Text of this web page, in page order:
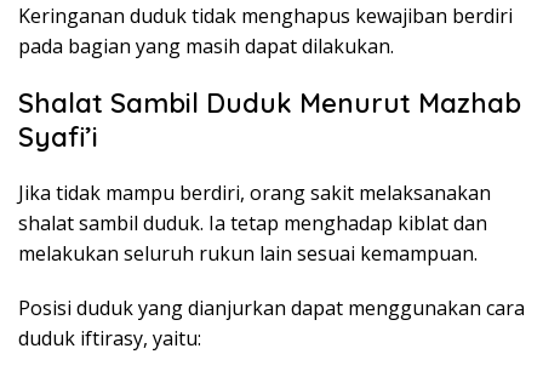
Keringanan duduk tidak menghapus kewajiban berdiri
pada bagian yang masih dapat dilakukan.
Shalat Sambil Duduk Menurut Mazhab
Syafi’i
Jika tidak mampu berdiri, orang sakit melaksanakan
shalat sambil duduk. Ia tetap menghadap kiblat dan
melakukan seluruh rukun lain sesuai kemampuan.
Posisi duduk yang dianjurkan dapat menggunakan cara
duduk iftirasy, yaitu: